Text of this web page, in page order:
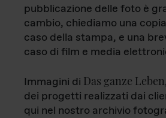
pubblicazione delle foto è
cambio, chiediamo una
caso della stampa, e una
caso di film e media
Immagini di Das ganze Leben
dei progetti realizzati dai
qui nel nostro archivio